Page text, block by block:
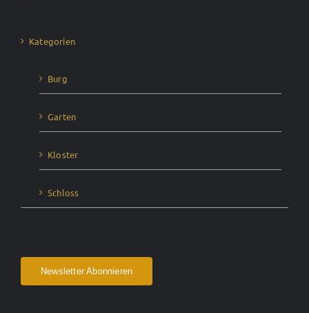
Kategorien
Burg
Garten
Kloster
Schloss
Newsletter Abonnieren